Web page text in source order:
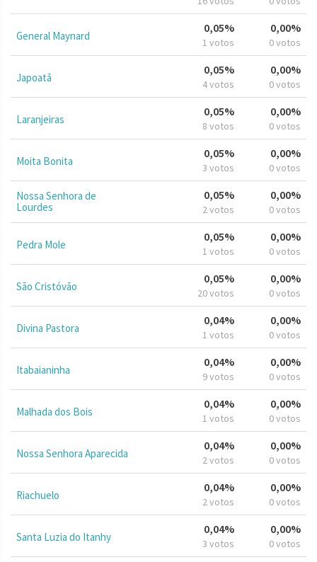
General Maynard
0,05%
1 votos
0,00%
0 votos
Japoatã
0,05%
4 votos
0,00%
0 votos
Laranjeiras
0,05%
8 votos
0,00%
0 votos
Moita Bonita
0,05%
3 votos
0,00%
0 votos
Nossa Senhora de
Lourdes
0,05%
2 votos
0,00%
0 votos
Pedra Mole
0,05%
1 votos
0,00%
0 votos
São Cristóvão
0,05%
20 votos
0,00%
0 votos
Divina Pastora
0,04%
1 votos
0,00%
0 votos
Itabaianinha
0,04%
9 votos
0,00%
0 votos
Malhada dos Bois
0,04%
1 votos
0,00%
0 votos
Nossa Senhora Aparecida
0,04%
2 votos
0,00%
0 votos
Riachuelo
0,04%
2 votos
0,00%
0 votos
Santa Luzia do Itanhy
0,04%
3 votos
0,00%
0 votos